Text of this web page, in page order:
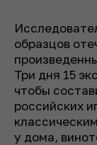
образцов
Три дня 15
чтобы
российских
у дома,